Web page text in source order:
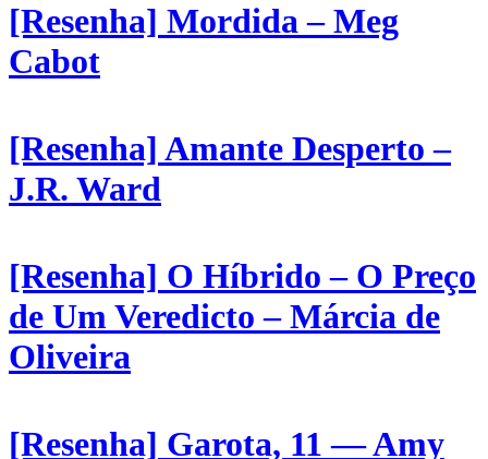
[Resenha] Mordida – Meg
Cabot
[Resenha] Amante Desperto –
J.R. Ward
[Resenha] O Híbrido – O Preço
de Um Veredicto – Márcia de
Oliveira
[Resenha] Garota, 11 — Amy